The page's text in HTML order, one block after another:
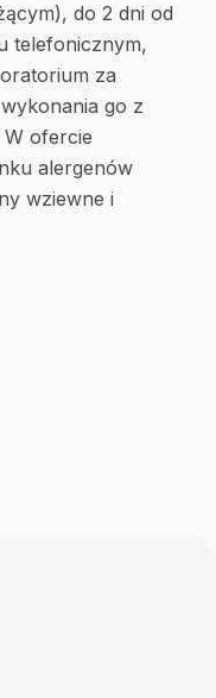
do 2 dni od
telefonicznym,
za
go z
W ofercie
alergenów
wziewne i